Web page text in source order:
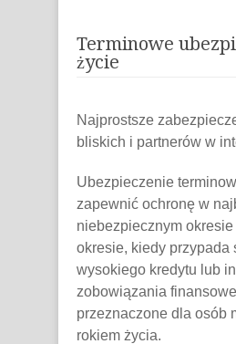
Terminowe
życie
Najprostsze
bliskich i partnerów w
Ubezpieczenie
zapewnić ochronę w
niebezpiecznym
okresie, kiedy przypada
wysokiego kredytu lub
zobowiązania
przeznaczone dla osób
rokiem życia.